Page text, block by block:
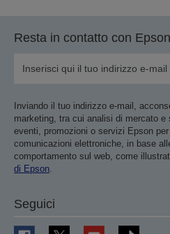
Resta in contatto con Epson
Inviando il tuo indirizzo e-mail,
marketing, tra cui analisi di mercato
eventi, promozioni o servizi Epson
comunicazioni elettroniche, in base
comportamento sul web, come
di Epson.
Seguici